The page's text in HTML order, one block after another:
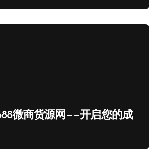
微商货源网——开启您的成